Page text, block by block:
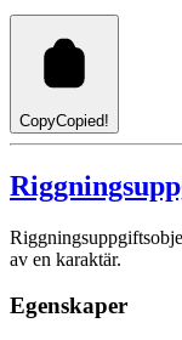
CopyCopied!
av en karaktär.
Egenskaper